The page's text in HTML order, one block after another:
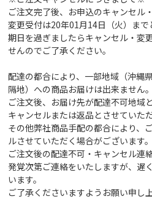
ご注文完了後、お申込のキャンセル
変更受付は20年01月14日（火）まで
期日を過ぎましたらキャンセル・変
せんのでご了承ください。
配達の都合により、一部地域（沖縄
隔地）への商品お届けは出来ません。
ご注文後、お届け先が配達不可地域
キャンセルまたは返品とさせていただ
その他弊社商品手配の都合により、
ルさせていただく場合がございます。
ご注文後の配達不可・キャンセル連
発覚次第ご連絡をいたしますが、遅
います。
ご了承くださいますようお願い申し上